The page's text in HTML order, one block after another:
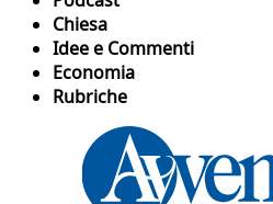
Chiesa
Idee e Commenti
Economia
Rubriche